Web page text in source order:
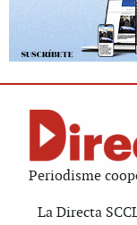
Periodisme
La Directa